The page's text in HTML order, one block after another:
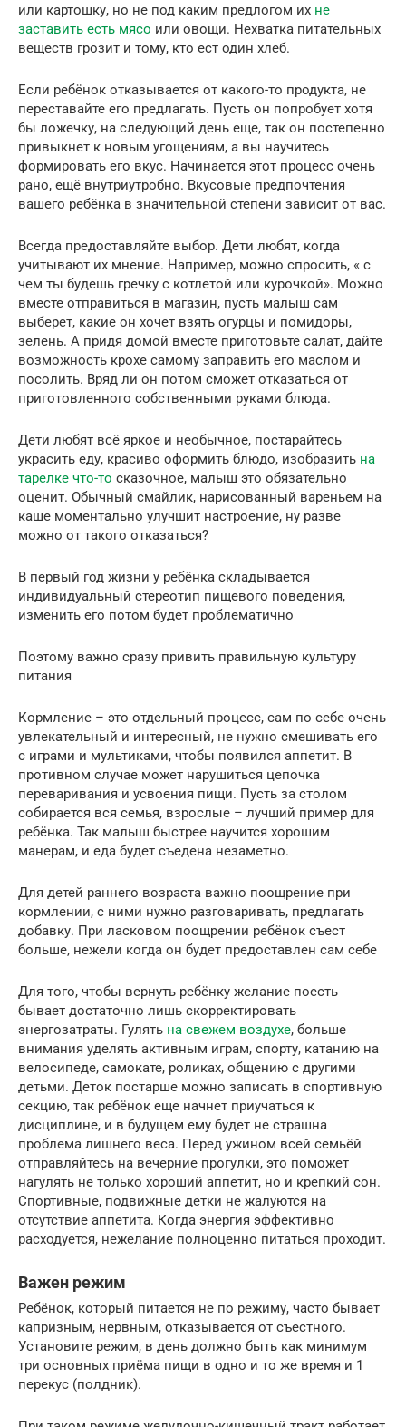
или картошку, но не под каким предлогом их не
заставить есть мясо или овощи. Нехватка питательных
веществ грозит и тому, кто ест один хлеб.
Если ребёнок отказывается от какого-то продукта, не
переставайте его предлагать. Пусть он попробует хотя
бы ложечку, на следующий день еще, так он постепенно
привыкнет к новым угощениям, а вы научитесь
формировать его вкус. Начинается этот процесс очень
рано, ещё внутриутробно. Вкусовые предпочтения
вашего ребёнка в значительной степени зависит от вас.
Всегда предоставляйте выбор. Дети любят, когда
учитывают их мнение. Например, можно спросить, « с
чем ты будешь гречку с котлетой или курочкой». Можно
вместе отправиться в магазин, пусть малыш сам
выберет, какие он хочет взять огурцы и помидоры,
зелень. А придя домой вместе приготовьте салат, дайте
возможность крохе самому заправить его маслом и
посолить. Вряд ли он потом сможет отказаться от
приготовленного собственными руками блюда.
Дети любят всё яркое и необычное, постарайтесь
украсить еду, красиво оформить блюдо, изобразить на
тарелке что-то сказочное, малыш это обязательно
оценит. Обычный смайлик, нарисованный вареньем на
каше моментально улучшит настроение, ну разве
можно от такого отказаться?
В первый год жизни у ребёнка складывается
индивидуальный стереотип пищевого поведения,
изменить его потом будет проблематично
Поэтому важно сразу привить правильную культуру
питания
Кормление – это отдельный процесс, сам по себе очень
увлекательный и интересный, не нужно смешивать его
с играми и мультиками, чтобы появился аппетит. В
противном случае может нарушиться цепочка
переваривания и усвоения пищи. Пусть за столом
собирается вся семья, взрослые – лучший пример для
ребёнка. Так малыш быстрее научится хорошим
манерам, и еда будет съедена незаметно.
Для детей раннего возраста важно поощрение при
кормлении, с ними нужно разговаривать, предлагать
добавку. При ласковом поощрении ребёнок съест
больше, нежели когда он будет предоставлен сам себе
Для того, чтобы вернуть ребёнку желание поесть
бывает достаточно лишь скорректировать
энергозатраты. Гулять на свежем воздухе, больше
внимания уделять активным играм, спорту, катанию на
велосипеде, самокате, роликах, общению с другими
детьми. Деток постарше можно записать в спортивную
секцию, так ребёнок еще начнет приучаться к
дисциплине, и в будущем ему будет не страшна
проблема лишнего веса. Перед ужином всей семьёй
отправляйтесь на вечерние прогулки, это поможет
нагулять не только хороший аппетит, но и крепкий сон.
Спортивные, подвижные детки не жалуются на
отсутствие аппетита. Когда энергия эффективно
расходуется, нежелание полноценно питаться проходит.
Важен режим
Ребёнок, который питается не по режиму, часто бывает
капризным, нервным, отказывается от съестного.
Установите режим, в день должно быть как минимум
три основных приёма пищи в одно и то же время и 1
перекус (полдник).